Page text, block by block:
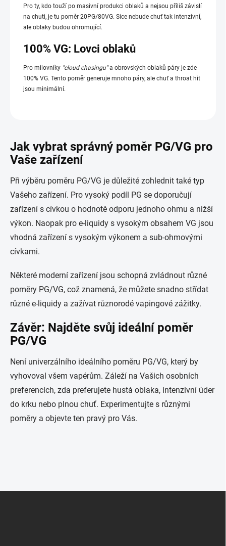
Pro ty, kdo touží po masivní produkci oblaků a nejsou příliš závislí
na chuti, je tu poměr 20PG/80VG. Sice nebude chuť tak intenzivní,
ale oblaky budou ohromující.
100% VG: Lovci oblaků
Pro milovníky "cloud chasingu"a obrovských oblaků páry je zde
100% VG. Tento poměr generuje mnoho páry, ale chuť a throat hit
jsou minimální.
Jak vybrat správný poměr PG/VG pro
Vaše zařízení
Při výběru poměru PG/VG je důležité zohlednit také typ
Vašeho zařízení. Pro vysoký podíl PG se doporučují
zařízení s cívkou o hodnotě odporu jednoho ohmu a nižší
výkon. Naopak pro e-liquidy s vysokým obsahem VG jsou
vhodná zařízení s vysokým výkonem a sub-ohmovými
cívkami.
Některé moderní zařízení jsou schopná zvládnout různé
poměry PG/VG, což znamená, že můžete snadno střídat
různé e-liquidy a zažívat různorodé vapingové zážitky.
Závěr: Najděte svůj ideální poměr
PG/VG
Není univerzálního ideálního poměru PG/VG, který by
vyhovoval všem vapérům. Záleží na Vašich osobních
preferencích, zda preferujete hustá oblaka, intenzivní úder
do krku nebo plnou chuť. Experimentujte s různými
poměry a objevte ten pravý pro Vás.